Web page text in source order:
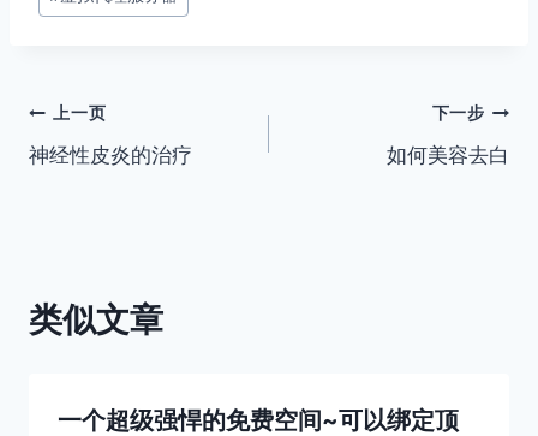
文
章
上一页
神经性皮炎的治疗
下一步
如何美容去白
类似文章
一个超级强悍的免费空间~可以绑定顶